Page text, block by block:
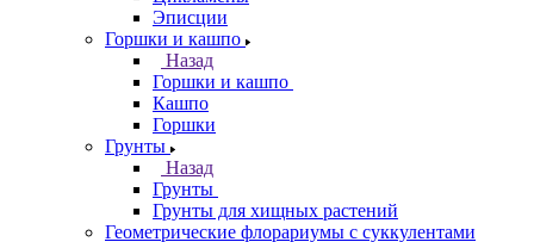
Эписции
Горшки и кашпо
Назад
Горшки и кашпо
Кашпо
Горшки
Грунты
Назад
Грунты
Грунты для хищных растений
Геометрические флорариумы с суккулентами